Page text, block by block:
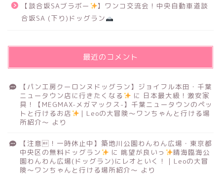
【談合坂SAブラボー
】ワンコ交流会！中央自動車道談
合坂SA (下り)ドッグラン
最近のコメント
【パン工房クーロンヌドッグラン】ジョイフル本田・千葉
ニュータウン店に行きたくなる
に 日本最大級！激安家
具！【MEGMAX-メガマックス-】千葉ニュータウンのペッ
トと行けるお店
｜Leoの大冒険〜ワンちゃんと行ける場
所紹介〜 より
【注意！一時休止中】築地川公園わんわん広場・東京都
中央区の無料ドッグラン
に 眺望が良いっ
晴海臨海公
園わんわん広場(ドッグラン)にレオといく！｜Leoの大冒
険〜ワンちゃんと行ける場所紹介〜 より